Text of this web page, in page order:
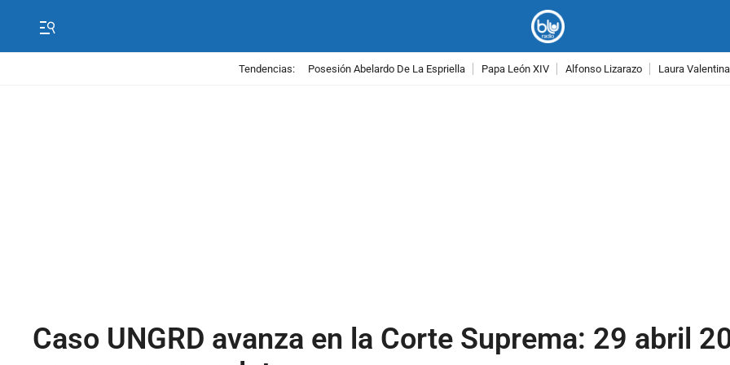
Tendencias: Posesión Abelardo De La Espriella Papa León XIV Alfonso Lizarazo Laura
Caso UNGRD avanza en la Corte Suprema: 29 abril